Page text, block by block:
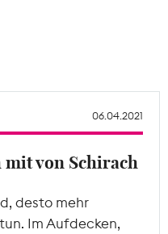
06.04.2021
mit von Schirach
desto mehr
Im Aufdecken,